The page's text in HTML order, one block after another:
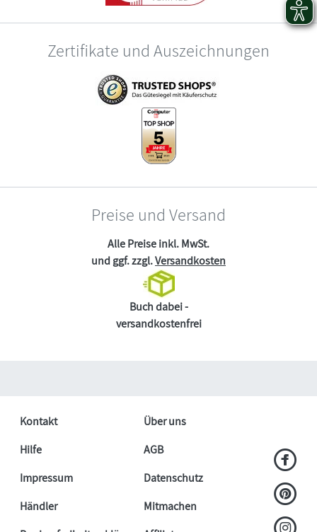
Zertifikate und Auszeichnungen
Preise und Versand
Alle Preise inkl. MwSt.
und ggf. zzgl.Versandkosten
Buch dabei -
versandkostenfrei
Kontakt
Über uns
Hilfe
AGB
Impressum
Datenschutz
Händler
Mitmachen